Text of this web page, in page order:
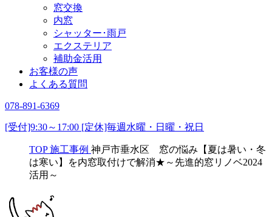
窓交換
内窓
シャッター･雨戸
エクステリア
補助金活用
お客様の声
よくある質問
078-891-6369
[受付]9:30～17:00 [定休]毎週水曜・日曜・祝日
TOP 施工事例 神戸市垂水区 窓の悩み【夏は暑い・冬
は寒い】を内窓取付けで解消★～先進的窓リノベ2024
活用～